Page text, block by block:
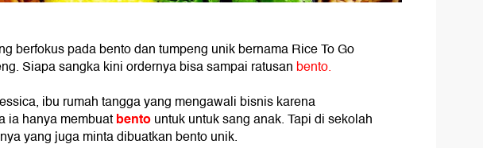
berfokus pada bento dan tumpeng unik bernama Rice To Go
Siapa sangka kini ordernya bisa sampai ratusan bento.
ibu rumah tangga yang mengawali bisnis karena
ia hanya membuatbentountuk untuk sang anak. Tapi di sekolah
yang juga minta dibuatkan bento unik.